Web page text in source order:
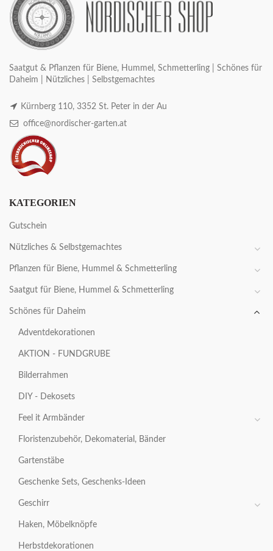
Saatgut & Pflanzen für Biene, Hummel, Schmetterling | Schönes für
Daheim | Nützliches | Selbstgemachtes
Kürnberg 110, 3352 St. Peter in der Au
office@nordischer-garten.at
KATEGORIEN
Gutschein
Nützliches & Selbstgemachtes
Pflanzen für Biene, Hummel & Schmetterling
Saatgut für Biene, Hummel & Schmetterling
Schönes für Daheim
Adventdekorationen
AKTION - FUNDGRUBE
Bilderrahmen
DIY - Dekosets
Feel it Armbänder
Floristenzubehör, Dekomaterial, Bänder
Gartenstäbe
Geschenke Sets, Geschenks-Ideen
Geschirr
Haken, Möbelknöpfe
Herbstdekorationen